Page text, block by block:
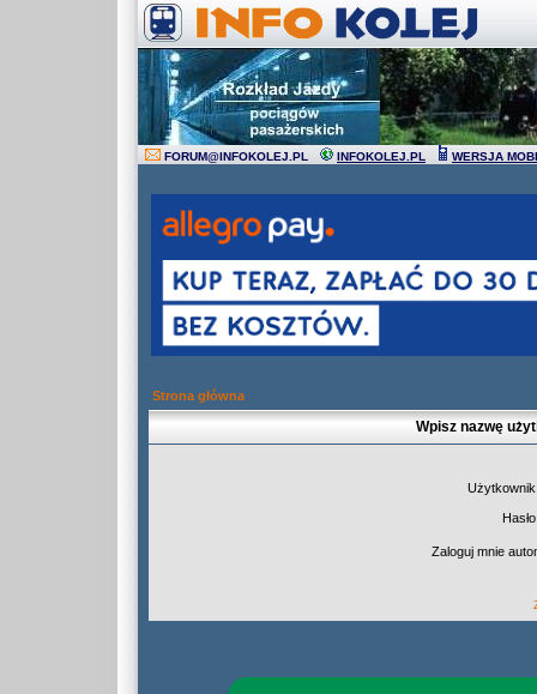
FORUM@INFOKOLEJ.PL INFOKOLEJ.PL WERSJA
Strona główna
Wpisz nazwę
Zaloguj mnie